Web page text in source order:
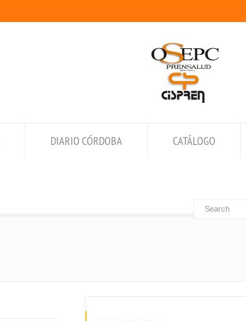
DIARIO CÓRDOBA CATÁLOGO